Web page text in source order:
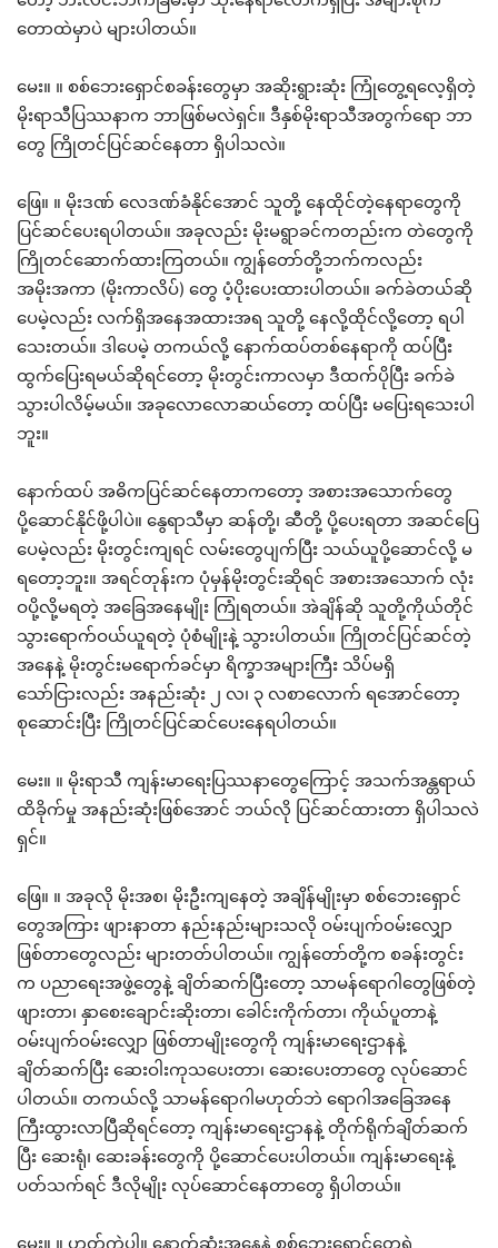
တောထဲမှာပဲ များပါတယ်။
မေး။ ။ စစ်ဘေးရှောင်စခန်းတွေမှာ အဆိုးရွားဆုံး ကြုံတွေ့ရလေ့ရှိတဲ့
မိုးရာသီပြဿနာက ဘာဖြစ်မလဲရှင်။ ဒီနှစ်မိုးရာသီအတွက်ရော ဘာ
တွေ ကြိုတင်ပြင်ဆင်နေတာ ရှိပါသလဲ။
ဖြေ။ ။ မိုးဒဏ် လေဒဏ်ခံနိုင်အောင် သူတို့ နေထိုင်တဲ့နေရာတွေကို
ပြင်ဆင်ပေးရပါတယ်။ အခုလည်း မိုးမရွာခင်ကတည်းက တဲတွေကို
ကြိုတင်ဆောက်ထားကြတယ်။ ကျွန်တော်တို့ဘက်ကလည်း
အမိုးအကာ (မိုးကာလိပ်) တွေ ပံ့ပိုးပေးထားပါတယ်။ ခက်ခဲတယ်ဆို
ပေမဲ့လည်း လက်ရှိအနေအထားအရ သူတို့ နေလို့ထိုင်လို့တော့ ရပါ
သေးတယ်။ ဒါပေမဲ့ တကယ်လို့ နောက်ထပ်တစ်နေရာကို ထပ်ပြီး
ထွက်ပြေးရမယ်ဆိုရင်တော့ မိုးတွင်းကာလမှာ ဒီထက်ပိုပြီး ခက်ခဲ
သွားပါလိမ့်မယ်။ အခုလောလောဆယ်တော့ ထပ်ပြီး မပြေးရသေးပါ
ဘူး။
နောက်ထပ် အဓိကပြင်ဆင်နေတာကတော့ အစားအသောက်တွေ
ပို့ဆောင်နိုင်ဖို့ပါပဲ။ နွေရာသီမှာ ဆန်တို့၊ ဆီတို့ ပို့ပေးရတာ အဆင်ပြေ
ပေမဲ့လည်း မိုးတွင်းကျရင် လမ်းတွေပျက်ပြီး သယ်ယူပို့ဆောင်လို့ မ
ရတော့ဘူး။ အရင်တုန်းက ပုံမှန်မိုးတွင်းဆိုရင် အစားအသောက် လုံး
ဝပို့လို့မရတဲ့ အခြေအနေမျိုး ကြုံရတယ်။ အဲချိန်ဆို သူတို့ကိုယ်တိုင်
သွားရောက်ဝယ်ယူရတဲ့ ပုံစံမျိုးနဲ့ သွားပါတယ်။ ကြိုတင်ပြင်ဆင်တဲ့
အနေနဲ့ မိုးတွင်းမရောက်ခင်မှာ ရိက္ခာအများကြီး သိပ်မရှိ
သော်ငြားလည်း အနည်းဆုံး ၂ လ၊ ၃ လစာလောက် ရအောင်တော့
စုဆောင်းပြီး ကြိုတင်ပြင်ဆင်ပေးနေရပါတယ်။
မေး။ ။ မိုးရာသီ ကျန်းမာရေးပြဿနာတွေကြောင့် အသက်အန္တရာယ်
ထိခိုက်မှု အနည်းဆုံးဖြစ်အောင် ဘယ်လို ပြင်ဆင်ထားတာ ရှိပါသလဲ
ရှင်။
ဖြေ။ ။ အခုလို မိုးအစ၊ မိုးဦးကျနေတဲ့ အချိန်မျိုးမှာ စစ်ဘေးရှောင်
တွေအကြား ဖျားနာတာ နည်းနည်းများသလို ဝမ်းပျက်ဝမ်းလျှော
ဖြစ်တာတွေလည်း များတတ်ပါတယ်။ ကျွန်တော်တို့က စခန်းတွင်း
က ပညာရေးအဖွဲ့တွေနဲ့ ချိတ်ဆက်ပြီးတော့ သာမန်ရောဂါတွေဖြစ်တဲ့
ဖျားတာ၊ နှာစေးချောင်းဆိုးတာ၊ ခေါင်းကိုက်တာ၊ ကိုယ်ပူတာနဲ့
ဝမ်းပျက်ဝမ်းလျှော ဖြစ်တာမျိုးတွေကို ကျန်းမာရေးဌာနနဲ့
ချိတ်ဆက်ပြီး ဆေးဝါးကုသပေးတာ၊ ဆေးပေးတာတွေ လုပ်ဆောင်
ပါတယ်။ တကယ်လို့ သာမန်ရောဂါမဟုတ်ဘဲ ရောဂါအခြေအနေ
ကြီးထွားလာပြီဆိုရင်တော့ ကျန်းမာရေးဌာနနဲ့ တိုက်ရိုက်ချိတ်ဆက်
ပြီး ဆေးရုံ၊ ဆေးခန်းတွေကို ပို့ဆောင်ပေးပါတယ်။ ကျန်းမာရေးနဲ့
ပတ်သက်ရင် ဒီလိုမျိုး လုပ်ဆောင်နေတာတွေ ရှိပါတယ်။
မေး။ ။ ဟုတ်ကဲ့ပါ။ နောက်ဆုံးအနေနဲ့ စစ်ဘေးရှောင်တွေရဲ့